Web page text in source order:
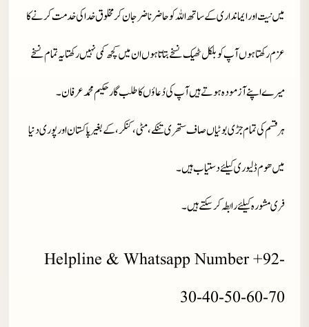
میں نیت اور ایمانداری کے ساتھ اللہ کو حاضر ناضر جان کر مخلوق خدا کی خدمت کرنے کا
عزم رکھتا ہوں آپ کو بلکل ٹھیک نسخے بتاتا ہوں ان میں کچھ کمی نہیں رکھتا یہ تمام نسخے
میرے اپنے آزمودہ ہوتے ہیں آپ کی دُعاؤں کا طلب گار حکیم محمد عرفان۔
ہر قسم کی تمام جڑی بوٹیاں صاف ستھری تنکے، مٹی، کنکر، کے بغیر پاکستان اور پوری دنیا
میں ھوم ڈلیوری کیلئے دستیاب ہیں۔
فری مشورہ کیلئے رابطہ کر سکتے ہیں۔
Helpline & Whatsapp Number +92-
30-40-50-60-70